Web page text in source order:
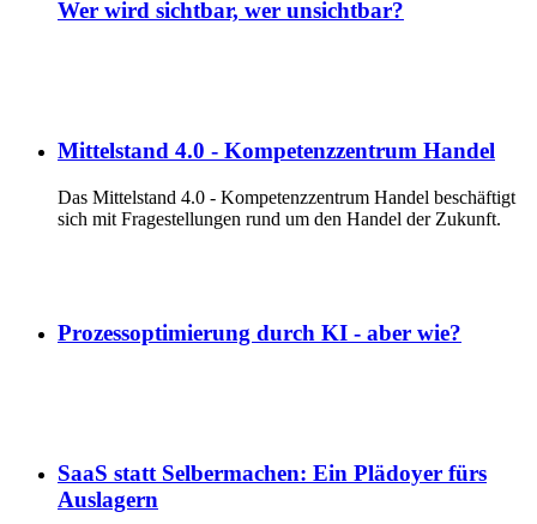
Wer wird sichtbar, wer unsichtbar?
Mittelstand 4.0 - Kompetenzzentrum Handel
Das Mittelstand 4.0 - Kompetenzzentrum Handel beschäftigt
sich mit Fragestellungen rund um den Handel der Zukunft.
Prozessoptimierung durch KI - aber wie?
SaaS statt Selbermachen: Ein Plädoyer fürs
Auslagern